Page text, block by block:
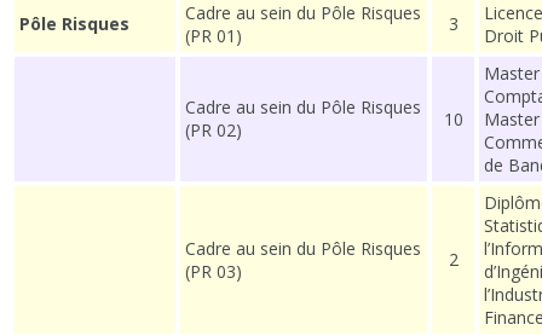
Pôle Risques
Cadre au sein du Pôle Risques
(PR 01)
3
Droit
Cadre au sein du Pôle Risques
(PR 02)
10
de
Cadre au sein du Pôle Risques
(PR 03)
2